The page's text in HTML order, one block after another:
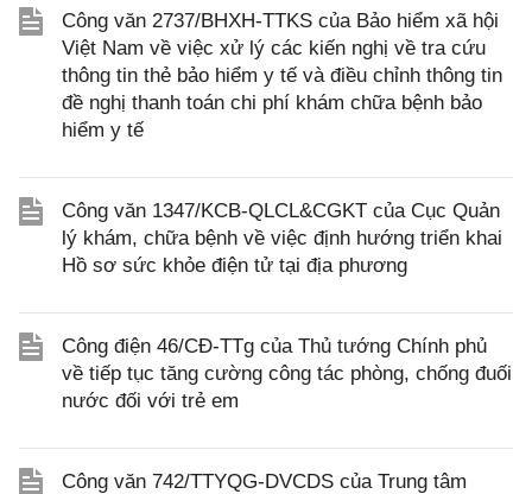
Công văn 2737/BHXH-TTKS của Bảo hiểm xã hội
Việt Nam về việc xử lý các kiến nghị về tra cứu
thông tin thẻ bảo hiểm y tế và điều chỉnh thông tin
đề nghị thanh toán chi phí khám chữa bệnh bảo
hiểm y tế
Công văn 1347/KCB-QLCL&CGKT của Cục Quản
lý khám, chữa bệnh về việc định hướng triển khai
Hồ sơ sức khỏe điện tử tại địa phương
Công điện 46/CĐ-TTg của Thủ tướng Chính phủ
về tiếp tục tăng cường công tác phòng, chống đuối
nước đối với trẻ em
Công văn 742/TTYQG-DVCDS của Trung tâm